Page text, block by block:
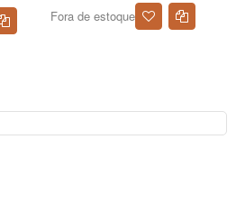
Fora de estoque